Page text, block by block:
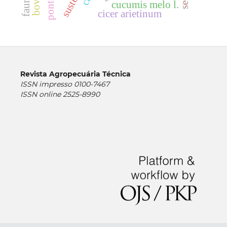
cucumis melo l.
cicer arietinum
Revista Agropecuária Técnica
ISSN impresso 0100-7467
ISSN online 2525-8990